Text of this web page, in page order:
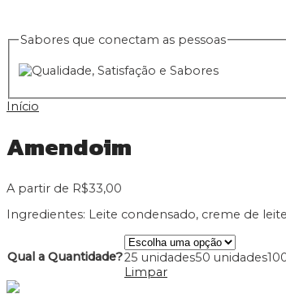
Sabores que conectam as pessoas
Início
Amendoim
A partir de R$33,00
Ingredientes: Leite condensado, creme de
Qual a Quantidade?25 unidades50 unidades
Limpar